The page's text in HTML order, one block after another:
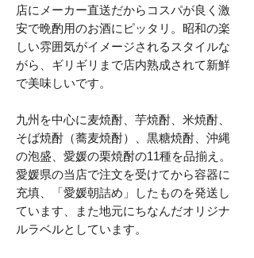
店にメーカー直送だからコスパが良く激
安で晩酌用のお酒にピッタリ。昭和の楽
しい雰囲気がイメージされるスタイルな
がら、ギリギリまで店内熟成されて新鮮
で美味しいです。
九州を中心に麦焼酎、芋焼酎、米焼酎、
そば焼酎（蕎麦焼酎）、黒糖焼酎、沖縄
の泡盛、愛媛の栗焼酎の11種を品揃え。
愛媛県の当店で注文を受けてから容器に
充填、「愛媛朝詰め」したものを発送し
ています、また地元にちなんだオリジナ
ルラベルとしています。